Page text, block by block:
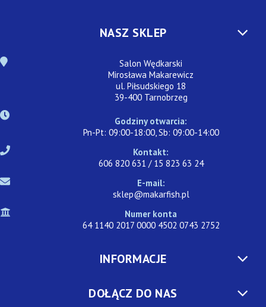
NASZ SKLEP
Salon Wędkarski
Mirosława Makarewicz
ul. Piłsudskiego 18
39-400 Tarnobrzeg
Godziny otwarcia:
Pn-Pt: 09:00-18:00, Sb: 09:00-14:00
Kontakt:
606 820 631 / 15 823 63 24
E-mail:
sklep@makarfish.pl
Numer konta
64 1140 2017 0000 4502 0743 2752
INFORMACJE
DOŁĄCZ DO NAS